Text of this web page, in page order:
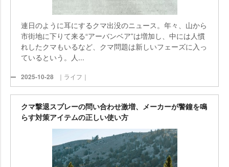
連日のように耳にするクマ出没のニュース。年々、山から
市街地に下りて来る“アーバンベア”は増加し、中には人慣
れしたクマもいるなど、クマ問題は新しいフェーズに入っ
ているという。人...
2025-10-28 ｜ライフ｜
クマ撃退スプレーの問い合わせ激増、メーカーが警鐘を鳴
らす対策アイテムの正しい使い方